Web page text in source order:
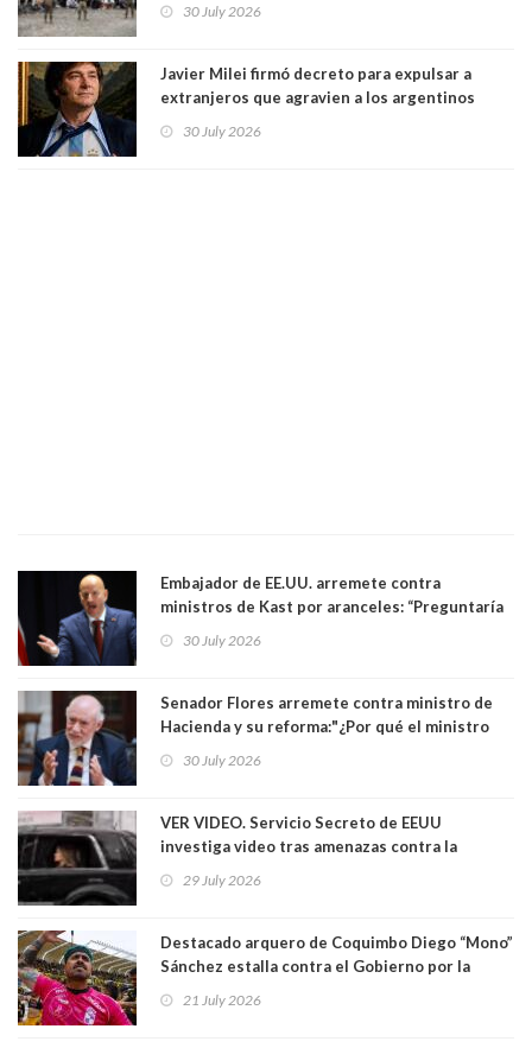
avalancha y de manera irregular a territorio
30 July 2026
Javier Milei firmó decreto para expulsar a
extranjeros que agravien a los argentinos
30 July 2026
Embajador de EE.UU. arremete contra
ministros de Kast por aranceles: “Preguntaría
Yo diría que no”
30 July 2026
Senador Flores arremete contra ministro de
Hacienda y su reforma:"¿Por qué el ministro
más ricos, pasándole la aplanadora a los
30 July 2026
VER VIDEO. Servicio Secreto de EEUU
investiga video tras amenazas contra la
29 July 2026
Destacado arquero de Coquimbo Diego “Mono”
Sánchez estalla contra el Gobierno por la
contra ministro Poduje a quién trató de
21 July 2026